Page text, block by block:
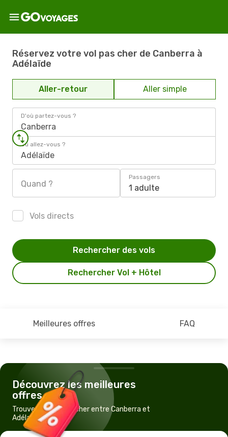
Réservez votre vol pas cher de Canberra à
Adélaïde
Aller-retour Aller simple
D'où partez-vous ?
Canberra
Où allez-vous ?
Adélaïde
Quand ?
Passagers
1 adulte
Vols directs
Rechercher Vol + Hôtel
Rechercher des vols
Meilleures offres FAQ
Découvrez les meilleures
offres
Trouvez un vol pas cher entre Canberra et
Adélaïde